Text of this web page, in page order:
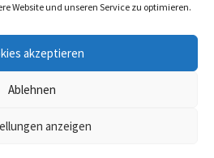
Website und unseren Service zu optimieren.
akzeptieren
Ablehnen
anzeigen
km nordwestlich von
zeichnen sich durch ein sehr